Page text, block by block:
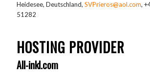
Heidesee, Deutschland, SVPrieros@aol.com,
51282
HOSTING PROVIDER
All-inkl.com